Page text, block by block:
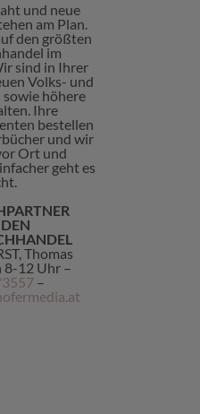
und neue
am Plan.
den größten
im
sind in Ihrer
Volks- und
höhere
Ihre
bestellen
und wir
Ort und
geht es
Thomas
8-12 Uhr –
–